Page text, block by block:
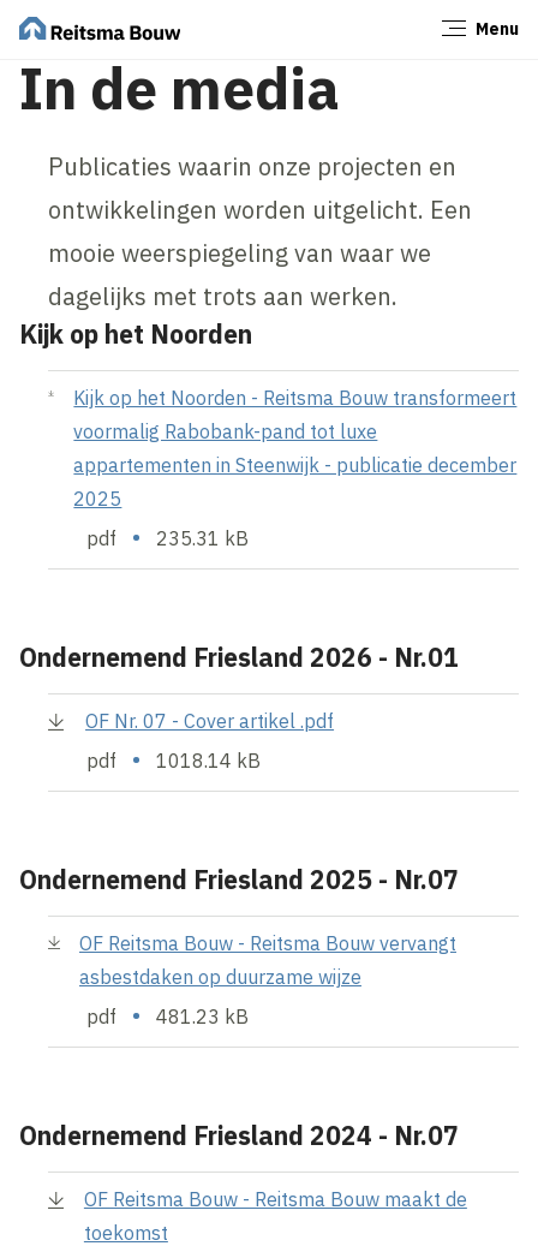
Menu
In de media
Publicaties waarin onze projecten en
ontwikkelingen worden uitgelicht. Een
mooie weerspiegeling van waar we
dagelijks met trots aan werken.
Kijk op het Noorden
Kijk op het Noorden - Reitsma Bouw transformeert
voormalig Rabobank-pand tot luxe
appartementen in Steenwijk - publicatie december
2025
pdf
• 235.31 kB
Ondernemend Friesland 2026 - Nr.01
OF Nr. 07 - Cover artikel .pdf
pdf
• 1018.14 kB
Ondernemend Friesland 2025 - Nr.07
OF Reitsma Bouw - Reitsma Bouw vervangt
asbestdaken op duurzame wijze
pdf
• 481.23 kB
Ondernemend Friesland 2024 - Nr.07
OF Reitsma Bouw - Reitsma Bouw maakt de
toekomst
Sluiten